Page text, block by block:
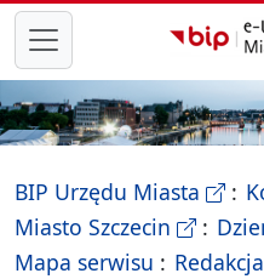
przejdź do głównego
BIP Urzędu Miasta -
Miasto Szczecin -
Mapa serwisu - drzewko
Redakcja